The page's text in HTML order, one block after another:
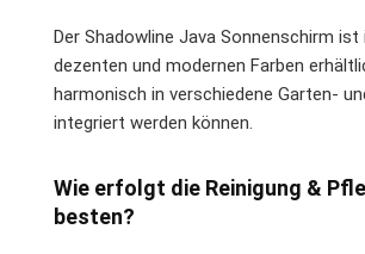
Der Shadowline Java Sonnenschirm ist
dezenten und modernen Farben
harmonisch in verschiedene Garten-
integriert werden können.
Wie erfolgt die Reinigung &
besten?